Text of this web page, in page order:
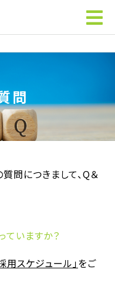
問
問につきまして、Q＆
いますか？
用スケジュール」をご